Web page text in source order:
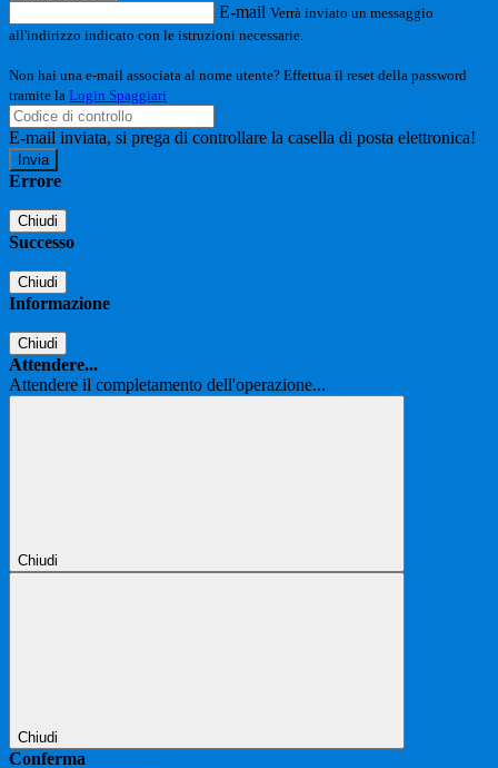
E-mail Verrà inviato un messaggio
all'indirizzo indicato con le istruzioni necessarie.
Non hai una e-mail associata al nome utente? Effettua il reset della password
tramite la Login Spaggiari
E-mail inviata, si prega di controllare la casella di posta elettronica!
Errore
Chiudi
Successo
Chiudi
Informazione
Chiudi
Attendere...
Attendere il completamento dell'operazione...
Chiudi
Chiudi
Conferma